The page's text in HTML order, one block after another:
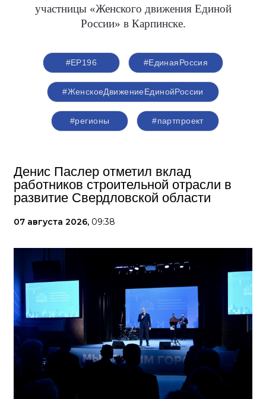
участницы «Женского движения Единой
России» в Карпинске.
#ЕР196 #‎ЕдинаяРоссия
#ЖенскоеДвижениеЕдинойРоссии
#регионы #партпроект
Денис Паслер отметил вклад
работников строительной отрасли в
развитие Свердловской области
07 августа 2026, 09:38